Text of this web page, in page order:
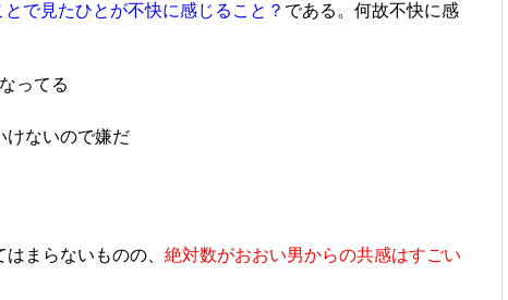
で見たひとが不快に感じること？ である。何故不快に感
ってる
けないので嫌だ
まらないものの、 絶対数がおおい男からの共感はすごい